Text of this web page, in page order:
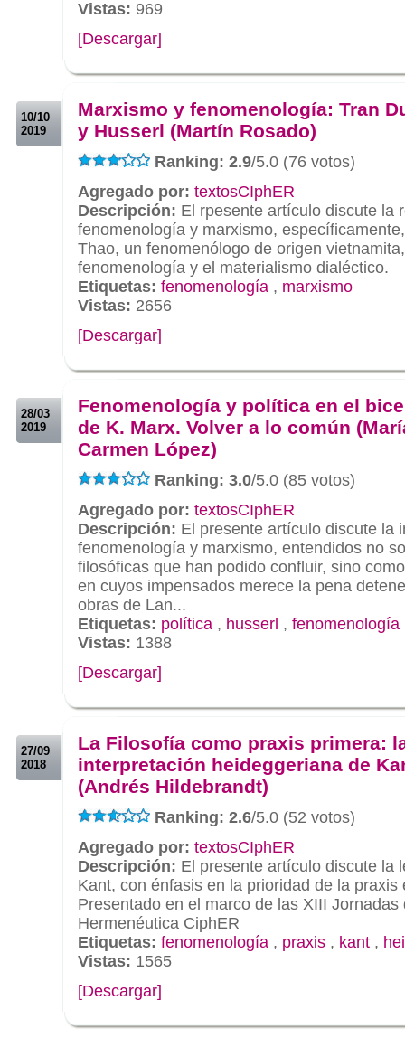
Vistas: 969
[Descargar]
10/10
2019
Marxismo y fenomenología: Tran
y Husserl (Martín Rosado)
Ranking: 2.9/5.0 (76 votos)
Agregado por: textosCIphER
Descripción: El rpesente artículo discute la
fenomenología y marxismo,
Thao, un fenomenólogo de origen
fenomenología y el materialismo dialéctico.
Etiquetas: fenomenología , marxismo
Vistas: 2656
[Descargar]
28/03
2019
Fenomenología y política en el
de K. Marx. Volver a lo común
Carmen López)
Ranking: 3.0/5.0 (85 votos)
Agregado por: textosCIphER
Descripción: El presente artículo discute la
fenomenología y marxismo, entendidos no
filosóficas que han podido confluir, sino
en cuyos impensados merece la pena
obras de Lan...
Etiquetas: política , husserl , fenomenología
Vistas: 1388
[Descargar]
27/09
2018
La Filosofía como praxis primera:
interpretación heideggeriana de
(Andrés Hildebrandt)
Ranking: 2.6/5.0 (52 votos)
Agregado por: textosCIphER
Descripción: El presente artículo discute la
Kant, con énfasis en la prioridad de la praxis
Presentado en el marco de las XIII
Hermenéutica CiphER
Etiquetas: fenomenología , praxis , kant ,
Vistas: 1565
[Descargar]